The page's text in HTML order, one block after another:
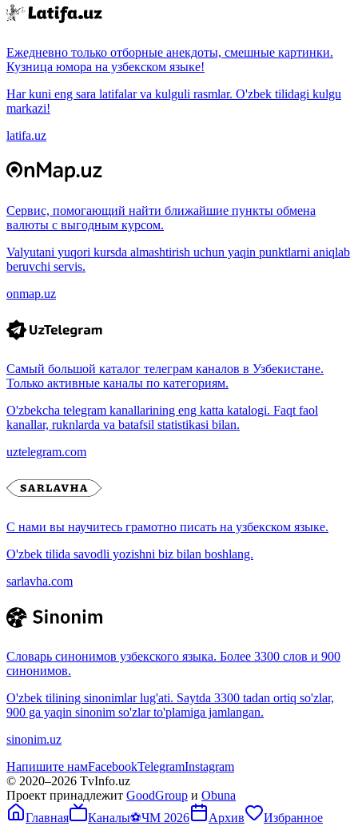
Ежедневно только отборные анекдоты, смешные картинки.
Кузница юмора на узбекском языке!
Har kuni eng sara latifalar va kulguli rasmlar. O'zbek tilidagi kulgu
markazi!
latifa.uz
Сервис, помогающий найти ближайшие пункты обмена
валюты с выгодным курсом.
Valyutani yuqori kursda almashtirish uchun yaqin punktlarni aniqlab
beruvchi servis.
onmap.uz
Самый большой каталог телеграм каналов в Узбекистане.
Только активные каналы по категориям.
O'zbekcha telegram kanallarining eng katta katalogi. Faqt faol
kanallar, ruknlarda va batafsil statistikasi bilan.
uztelegram.com
С нами вы научитесь грамотно писать на узбекском языке.
O'zbek tilida savodli yozishni biz bilan boshlang.
sarlavha.com
Словарь синонимов узбекского языка. Более 3300 слов и 900
синонимов.
O'zbek tilining sinonimlar lug'ati. Saytda 3300 tadan ortiq so'zlar,
900 ga yaqin sinonim so'zlar to'plamiga jamlangan.
sinonim.uz
Напишите намFacebookTelegramInstagram
© 2020–2026 TvInfo.uz
Проект принадлежит GoodGroup и Obuna
Главная
Каналы⚽ЧМ 2026 Архив Избранное